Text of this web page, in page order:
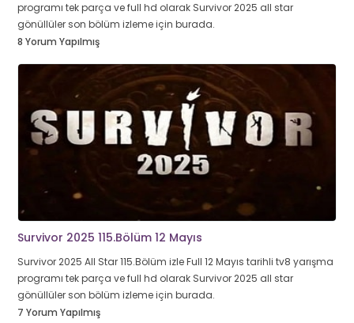
programı tek parça ve full hd olarak Survivor 2025 all star
gönüllüler son bölüm izleme için burada.
8 Yorum Yapılmış
Survivor 2025 115.Bölüm 12 Mayıs
Survivor 2025 All Star 115.Bölüm izle Full 12 Mayıs tarihli tv8 yarışma
programı tek parça ve full hd olarak Survivor 2025 all star
gönüllüler son bölüm izleme için burada.
7 Yorum Yapılmış